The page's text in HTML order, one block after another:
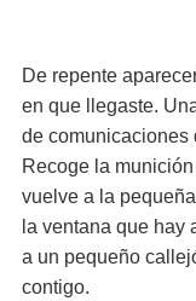
De repente
en que llegaste.
de comunicaciones
Recoge la
vuelve a la
la ventana que hay
a un pequeño
contigo.